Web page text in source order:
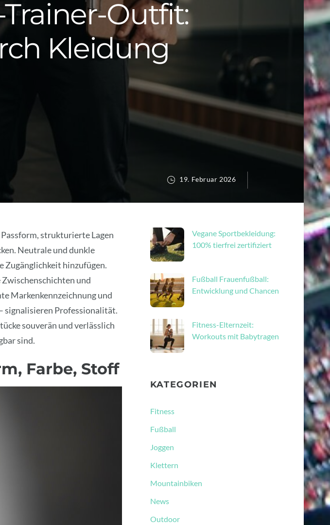
19. Februar 2026
Outfit:
Kleidung
strukturierte Lagen
Neutrale und dunkle
Zugänglichkeit hinzufügen.
und
Markenkennzeichnung und
signalisieren Professionalität.
souverän und verlässlich
sind.
Farbe, Stoff
Vegane Sportbekleidung:
100% tierfrei zertifiziert
Fußball Frauenfußball:
Entwicklung und Chancen
Fitness-Elternzeit:
Workouts mit Babytragen
KATEGORIEN
Fitness
Fußball
Joggen
Klettern
Mountainbiken
News
Outdoor